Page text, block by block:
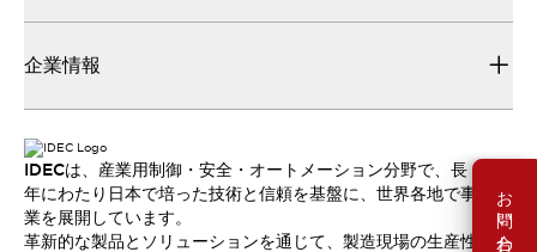
お問い合わせ
企業情報
IDECは、産業用制御・安全・オートメーション分野で、長
年にわたり日本で培った技術と信頼を基盤に、世界各地で事
業を展開しています。
革新的な製品とソリューションを通じて、製造現場の生産性